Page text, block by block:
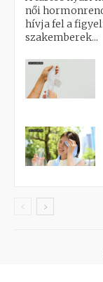
női
hívja fel a
szakemberek...